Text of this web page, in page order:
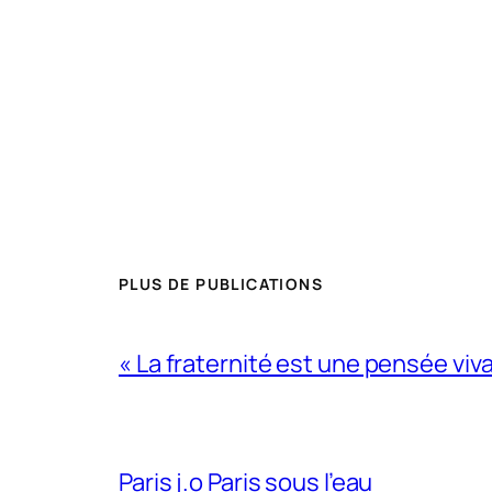
PLUS DE PUBLICATIONS
« La fraternité est une pensée
Paris j.o Paris sous l’eau